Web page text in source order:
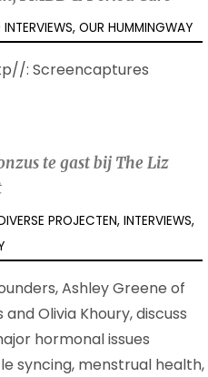
INTERVIEWS,OUR HUMMINGWAY
: Screencaptures
te gast bij The Liz
PROJECTEN,INTERVIEWS,
Ashley Greene of
Olivia Khoury, discuss
hormonal issues
syncing, menstrual health,